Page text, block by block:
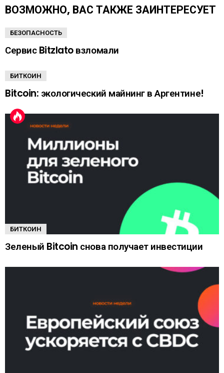
е
щ
е
ВОЗМОЖНО, ВАС ТАКЖЕ ЗАИНТЕРЕСУЕТ
БЕЗОПАСНОСТЬ
Сервис Bitzlato взломали
БИТКОИН
Bitcoin: экологический майнинг в Аргентине!
БИТКОИН
Зеленый Bitcoin снова получает инвестиции